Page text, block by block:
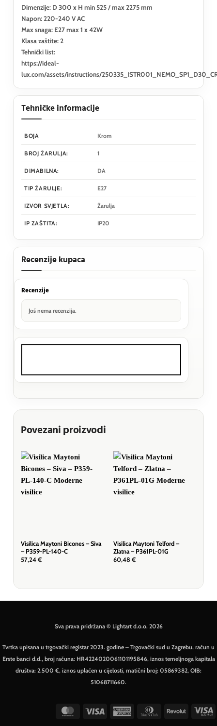
Dimenzije: D 300 x H min 525 / max 2275 mm
Napon: 220-240 V AC
Max snaga: E27 max 1 x 42W
Klasa zaštite: 2
Tehnički list:
https://ideal-
lux.com/assets/instructions/
Tehničke informacije
BOJA Krom
BROJ ŽARULJA: 1
DIMABILNA: DA
TIP ŽARULJE: E27
IZVOR SVJETLA: Žarulja
IP ZAŠTITA: IP20
Recenzije kupaca
Recenzije
Još nema recenzija.
Povezani proizvodi
Visilica Maytoni Bicones – Siva
– P359-PL-140-C
57,24 €
Visilica Maytoni Telford –
Zlatna – P361PL-01G
60,48 €
Sva prava pridržana © Lightart d.o.o. 2026
Tvrtka upisana u trgovački registar 2023. godine – Trgovački sud u Zagrebu, račun u
Erste banci d.d., broj računa: HR4224020061101195846, iznos temeljnoga kapitala
društva: 2.500 €, iznos uplaćen u cijelosti, matični broj: 05869382, OIB:
51068711660.
MasterCard
Visa
American
Dinners Revolut